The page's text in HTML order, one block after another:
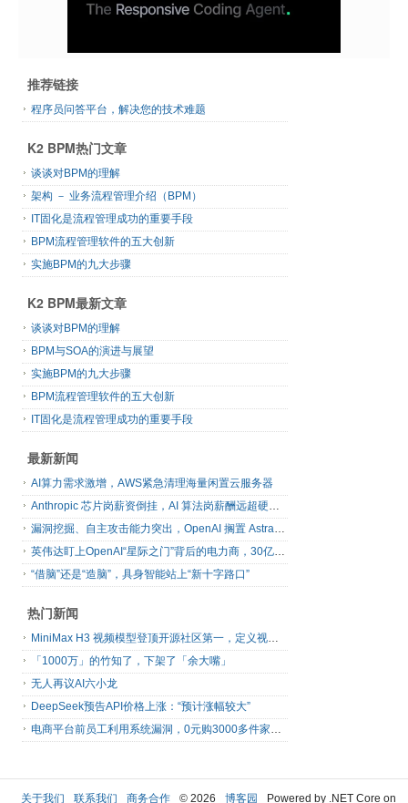
推荐链接
程序员问答平台，解决您的技术难题
K2 BPM热门文章
谈谈对BPM的理解
架构 － 业务流程管理介绍（BPM）
IT固化是流程管理成功的重要手段
BPM流程管理软件的五大创新
实施BPM的九大步骤
K2 BPM最新文章
谈谈对BPM的理解
BPM与SOA的演进与展望
实施BPM的九大步骤
BPM流程管理软件的五大创新
IT固化是流程管理成功的重要手段
最新新闻
AI算力需求激增，AWS紧急清理海量闲置云服务器
“借脑”还是“造脑”，具身智能站上“新十字路口”
热门新闻
「1000万」的竹知了，下架了「余大嘴」
无人再议AI六小龙
DeepSeek预告API价格上涨：“预计涨幅较大”
关于我们 联系我们 商务合作 © 2026 博客园 Powered by .NET Core on